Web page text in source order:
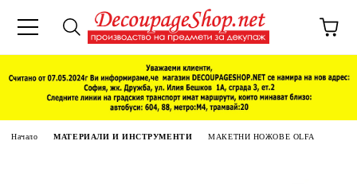
Начало МАТЕРИАЛИ И ИНСТРУМЕНТИ МАКЕТНИ НОЖОВЕ OLFA